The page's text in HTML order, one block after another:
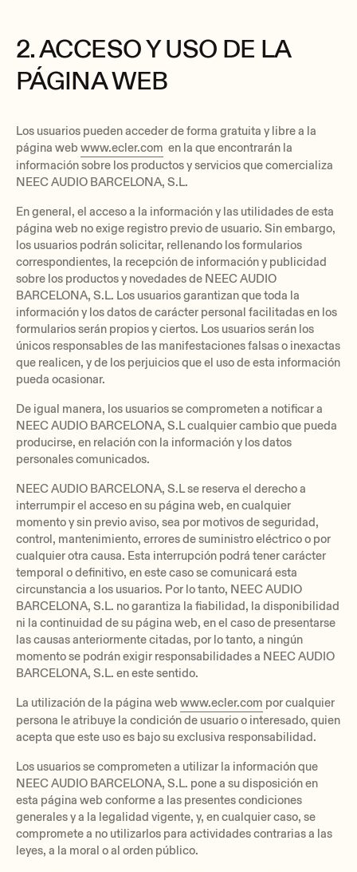
2. ACCESO Y USO DE LA
PÁGINA WEB
Los usuarios pueden acceder de forma gratuita y libre a la
página web www.ecler.com en la que encontrarán la
información sobre los productos y servicios que comercializa
NEEC AUDIO BARCELONA, S.L.
En general, el acceso a la información y las utilidades de esta
página web no exige registro previo de usuario. Sin embargo,
los usuarios podrán solicitar, rellenando los formularios
correspondientes, la recepción de información y publicidad
sobre los productos y novedades de NEEC AUDIO
BARCELONA, S.L. Los usuarios garantizan que toda la
información y los datos de carácter personal facilitadas en los
formularios serán propios y ciertos. Los usuarios serán los
únicos responsables de las manifestaciones falsas o inexactas
que realicen, y de los perjuicios que el uso de esta información
pueda ocasionar.
De igual manera, los usuarios se comprometen a notificar a
NEEC AUDIO BARCELONA, S.L cualquier cambio que pueda
producirse, en relación con la información y los datos
personales comunicados.
NEEC AUDIO BARCELONA, S.L se reserva el derecho a
interrumpir el acceso en su página web, en cualquier
momento y sin previo aviso, sea por motivos de seguridad,
control, mantenimiento, errores de suministro eléctrico o por
cualquier otra causa. Esta interrupción podrá tener carácter
temporal o definitivo, en este caso se comunicará esta
circunstancia a los usuarios. Por lo tanto, NEEC AUDIO
BARCELONA, S.L. no garantiza la fiabilidad, la disponibilidad
ni la continuidad de su página web, en el caso de presentarse
las causas anteriormente citadas, por lo tanto, a ningún
momento se podrán exigir responsabilidades a NEEC AUDIO
BARCELONA, S.L. en este sentido.
La utilización de la página web www.ecler.com por cualquier
persona le atribuye la condición de usuario o interesado, quien
acepta que este uso es bajo su exclusiva responsabilidad.
Los usuarios se comprometen a utilizar la información que
NEEC AUDIO BARCELONA, S.L. pone a su disposición en
esta página web conforme a las presentes condiciones
generales y a la legalidad vigente, y, en cualquier caso, se
compromete a no utilizarlos para actividades contrarias a las
leyes, a la moral o al orden público.